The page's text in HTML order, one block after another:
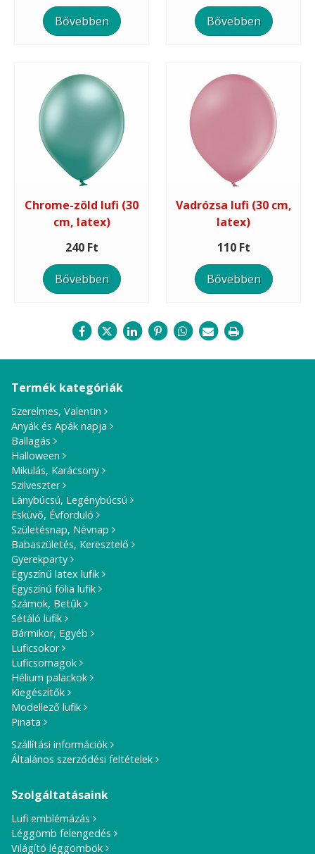
Bővebben Bővebben
Chrome-zöld lufi (30
cm, latex)
240 Ft
Bővebben
Vadrózsa lufi (30 cm,
latex)
110 Ft
Bővebben
Termék kategóriák
Szerelmes, Valentin
Anyák és Apák napja
Ballagás
Halloween
Mikulás, Karácsony
Szilveszter
Lánybúcsú, Legénybúcsú
Esküvő, Évforduló
Születésnap, Névnap
Babaszületés, Keresztelő
Gyerekparty
Egyszínű latex lufik
Egyszínű fólia lufik
Számok, Betűk
Sétáló lufik
Bármikor, Egyéb
Luficsokor
Luficsomagok
Hélium palackok
Kiegészítők
Modellező lufik
Pinata
Szállítási információk
Általános szerződési feltételek
Szolgáltatásaink
Lufi emblémázás
Léggömb felengedés
Világító léggömbök